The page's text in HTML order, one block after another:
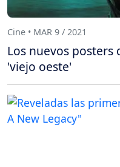
Cine • MAR 9 / 2021
Los nuevos posters
'viejo oeste'